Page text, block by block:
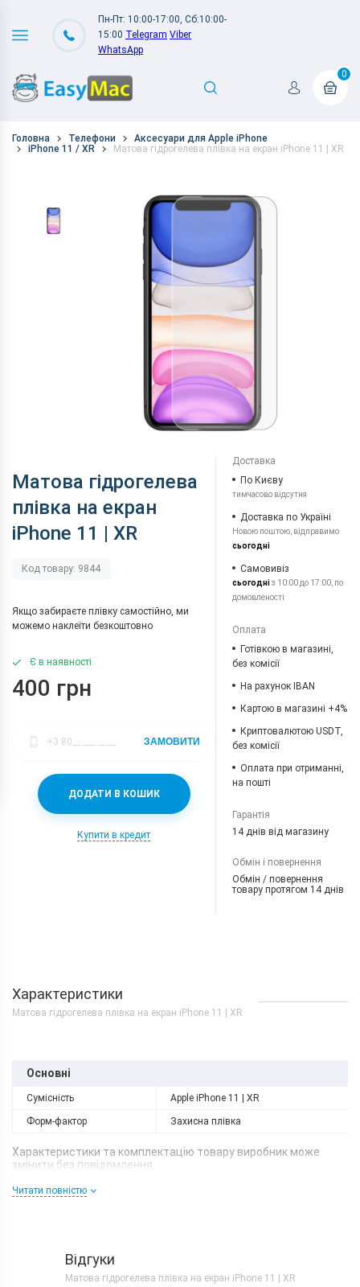
Пн-Пт: 10:00-17:00, Сб:10:00-
15:00 Telegram Viber
WhatsApp
0
Головна Телефони
Аксесуари для Apple iPhone
iPhone 11 / XR
Матова гідрогелева плівка на екран iPhone 11 | XR
Матова гідрогелева
плівка на екран
iPhone 11 | XR
Код товару: 9844
Якщо забираєте плівку самостійно, ми
можемо наклеїти безкоштовно
Є в наявності
400 грн
ДОДАТИ В КОШИК
Купити в кредит
ЗАМОВИТИ
Доставка
По Києву
тимчасово відсутня
Доставка по Україні
Новою поштою, відправимо
сьогодні
Самовивіз
сьогодніз 10:00 до 17:00, по
домовленості
Оплата
Готівкою в магазині,
без комісії
На рахунок IBAN
Картою в магазині +4%
Криптовалютою USDT,
без комісії
Оплата при отриманні,
на пошті
Гарантія
14 днів від магазину
Обмін і повернення
Обмін / повернення
товару протягом 14 днів
Характеристики
Матова гідрогелева плівка на екран iPhone 11 | XR
Основні
Сумісність Apple iPhone 11 | XR
Форм-фактор Захисна плівка
Характеристики та комплектацію товару виробник може
змінити без повідомлення.
Читати повністю
Відгуки
Матова гідрогелева плівка на екран iPhone 11 | XR